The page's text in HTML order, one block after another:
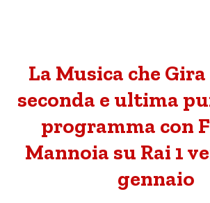
La Musica che
seconda e ultima
programma con
Mannoia su Rai 1
gennaio